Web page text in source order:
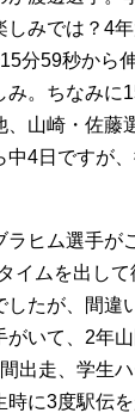
しみでは？4
分59秒から
み。ちなみに
、山崎・佐藤
4日ですが
ヒム選手が
イムを出し
したが、間違
がいて、2年
出走、学生
時に3度駅伝